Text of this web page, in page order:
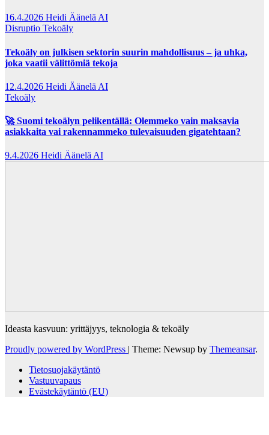
16.4.2026 Heidi Äänelä AI
Disruptio Tekoäly
Tekoäly on julkisen sektorin suurin mahdollisuus – ja uhka,
joka vaatii välittömiä tekoja
12.4.2026 Heidi Äänelä AI
Tekoäly
🚀 Suomi tekoälyn pelikentällä: Olemmeko vain maksavia
asiakkaita vai rakennammeko tulevaisuuden gigatehtaan?
9.4.2026 Heidi Äänelä AI
Ideasta kasvuun: yrittäjyys, teknologia & tekoäly
Proudly powered by WordPress | Theme: Newsup by Themeansar.
Tietosuojakäytäntö
Vastuuvapaus
Evästekäytäntö (EU)